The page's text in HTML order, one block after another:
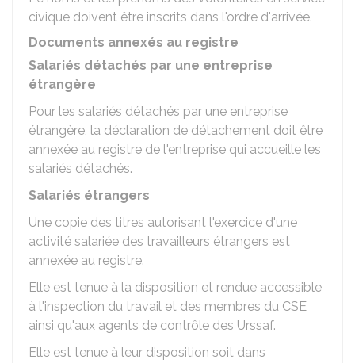
civique doivent être inscrits dans l'ordre d'arrivée.
Documents annexés au registre
Salariés détachés par une entreprise
étrangère
Pour les salariés détachés par une entreprise
étrangère, la déclaration de détachement doit être
annexée au registre de l'entreprise qui accueille les
salariés détachés.
Salariés étrangers
Une copie des titres autorisant l'exercice d'une
activité salariée des travailleurs étrangers est
annexée au registre.
Elle est tenue à la disposition et rendue accessible
à l'inspection du travail et des membres du CSE
ainsi qu'aux agents de contrôle des Urssaf.
Elle est tenue à leur disposition soit dans